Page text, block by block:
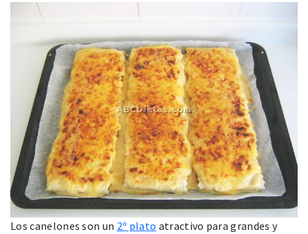
Los canelones son un 2º plato atractivo para grandes y